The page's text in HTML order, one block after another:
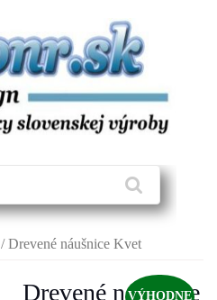
/ Drevené náušnice Kvet
VÝHODNE
Drevené náušnice